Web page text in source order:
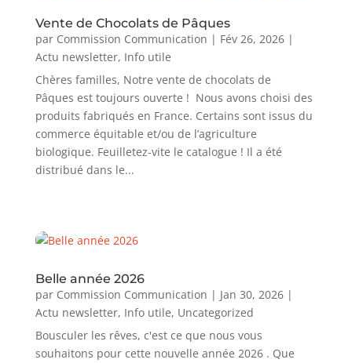
Vente de Chocolats de Pâques
par Commission Communication | Fév 26, 2026|
Actu newsletter, Info utile
Chères familles, Notre vente de chocolats de
Pâques est toujours ouverte ! Nous avons choisi des
produits fabriqués en France. Certains sont issus du
commerce équitable et/ou de l’agriculture
biologique. Feuilletez-vite le catalogue ! Il a été
distribué dans le...
Belle année 2026
par Commission Communication | Jan 30, 2026|
Actu newsletter, Info utile, Uncategorized
Bousculer les rêves, c'est ce que nous vous
souhaitons pour cette nouvelle année 2026 . Que